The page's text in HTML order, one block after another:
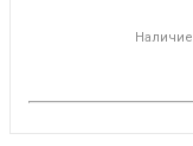
Наличие